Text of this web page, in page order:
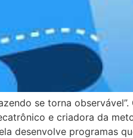
se torna observável”.
e criadora da
desenvolve programas